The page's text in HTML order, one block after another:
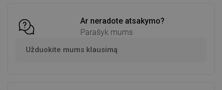
Ar neradote atsakymo?
Parašyk mums
Užduokite mums klausimą